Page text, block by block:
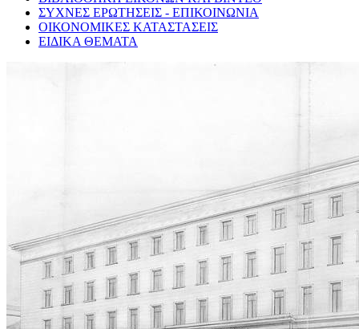
ΣΥΧΝΕΣ ΕΡΩΤΗΣΕΙΣ - ΕΠΙΚΟΙΝΩΝΙΑ
ΟΙΚΟΝΟΜΙΚΕΣ ΚΑΤΑΣΤΑΣΕΙΣ
ΕΙΔΙΚΑ ΘΕΜΑΤΑ